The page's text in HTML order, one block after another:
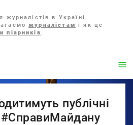
в Україні.
журналістам і як це
піарників .
публічні
#СправиМайдану